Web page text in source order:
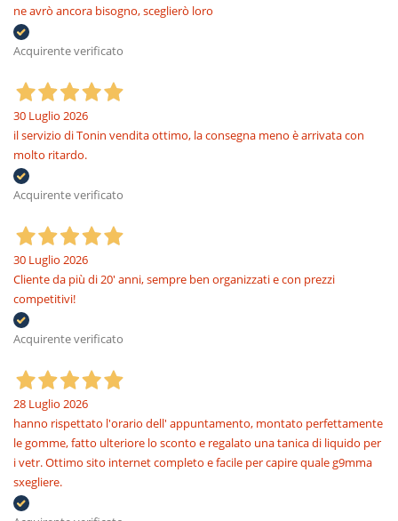
ne avrò ancora bisogno, sceglierò loro
Acquirente verificato
30 Luglio 2026
il servizio di Tonin vendita ottimo, la consegna meno è arrivata con
molto ritardo.
Acquirente verificato
30 Luglio 2026
Cliente da più di 20' anni, sempre ben organizzati e con prezzi
competitivi!
Acquirente verificato
28 Luglio 2026
hanno rispettato l'orario dell' appuntamento, montato perfettamente
le gomme, fatto ulteriore lo sconto e regalato una tanica di liquido per
i vetr. Ottimo sito internet completo e facile per capire quale g9mma
sxegliere.